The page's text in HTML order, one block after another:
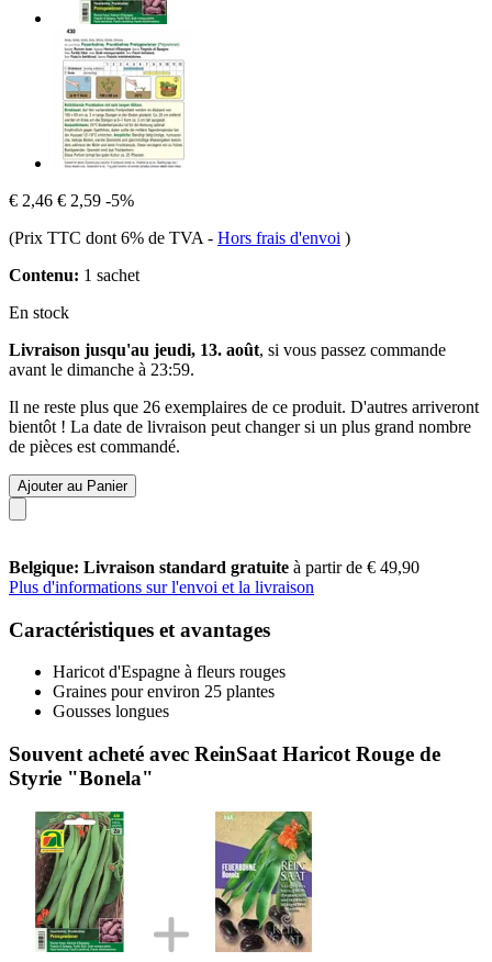
€ 2,46 € 2,59 -5%
(Prix TTC dont 6% de TVA - Hors frais d'envoi )
Contenu: 1 sachet
En stock
Livraison jusqu'au jeudi, 13. août, si vous passez commande
avant le dimanche à 23:59.
Il ne reste plus que 26 exemplaires de ce produit. D'autres arriveront
bientôt ! La date de livraison peut changer si un plus grand nombre
de pièces est commandé.
Ajouter au Panier
Belgique: Livraison standard gratuite à partir de € 49,90
Plus d'informations sur l'envoi et la livraison
Caractéristiques et avantages
Haricot d'Espagne à fleurs rouges
Graines pour environ 25 plantes
Gousses longues
Souvent acheté avec ReinSaat Haricot Rouge de
Styrie "Bonela"